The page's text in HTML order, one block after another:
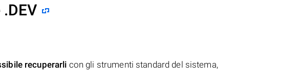
recuperarli con gli strumenti standard del sistema,